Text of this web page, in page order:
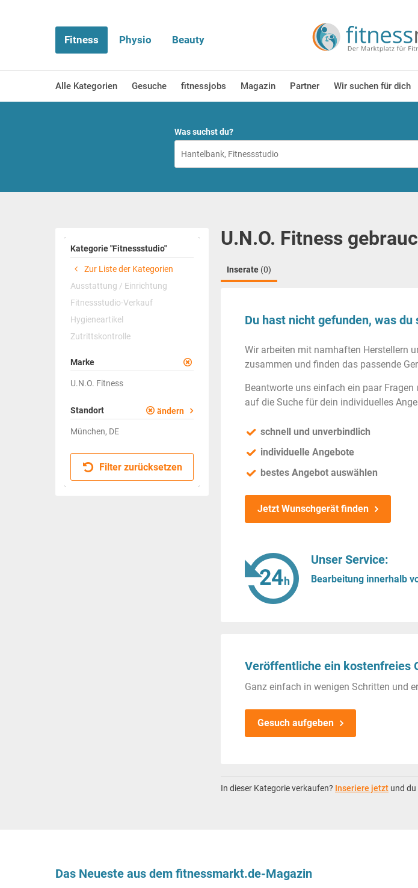
Fitness Physio Beauty
Alle Kategorien Gesuche fitnessjobs Magazin Partner Wir suchen für dich
Was suchst du?
Kategorie "Fitnessstudio"
Zur Liste der Kategorien
Ausstattung / Einrichtung
Fitnessstudio-Verkauf
Hygieneartikel
Zutrittskontrolle
Marke
U.N.O. Fitness
Standort ändern
München, DE
Filter zurücksetzen
U.N.O. Fitness
Inserate (0)
Du hast nicht gefunden, was du
Wir arbeiten mit namhaften Herstellern
zusammen und finden das passende
Beantworte uns einfach ein paar
auf die Suche für dein individuelles
schnell und unverbindlich
individuelle Angebote
bestes Angebot auswählen
Jetzt Wunschgerät finden
Unser Service:
Bearbeitung innerhalb
Veröffentliche ein kostenfreies
Ganz einfach in wenigen Schritten und
Gesuch aufgeben
In dieser Kategorie verkaufen? Inseriere jetzt und
Das Neueste aus dem fitnessmarkt.de-Magazin